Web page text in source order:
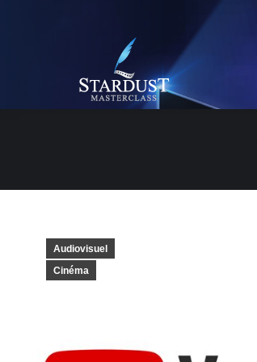
Audiovisuel
Cinéma